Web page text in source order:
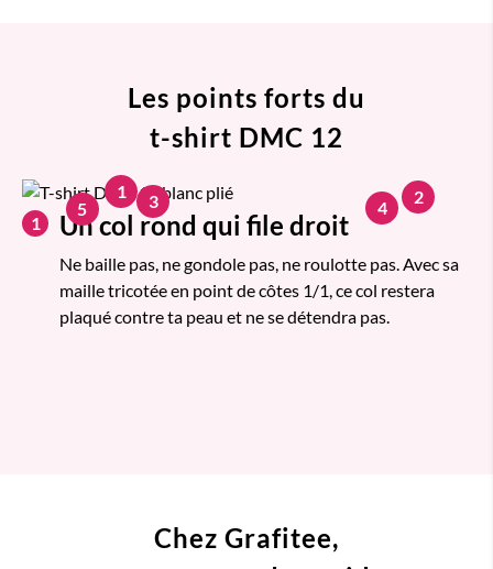
Les points forts du
t-shirt DMC 12
1 Un col rond qui file droit
Ne baille pas, ne gondole pas, ne roulotte pas. Avec sa
maille tricotée en point de côtes 1/1, ce col restera
plaqué contre ta peau et ne se détendra pas.
1 2
3 4
5
Chez Grafitee,